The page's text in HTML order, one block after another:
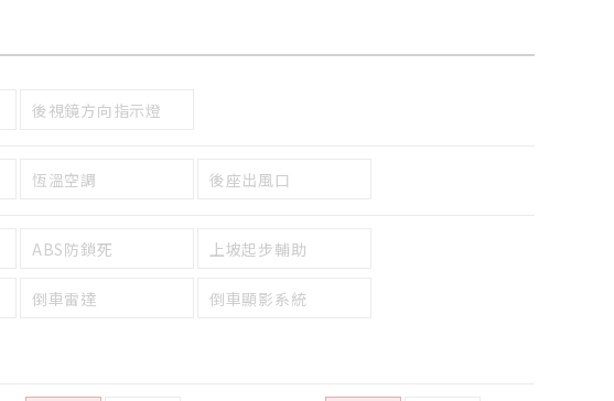
後視鏡方向指示燈
恆溫空調 後座出風口
ABS防鎖死 上坡起步輔助
倒車雷達 倒車顯影系統